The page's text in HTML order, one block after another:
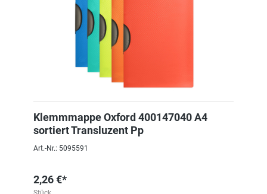
Klemmmappe Oxford 400147040 A4
sortiert Transluzent Pp
Art.-Nr.: 5095591
2,26 €*